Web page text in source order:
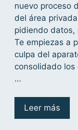
nuevo proceso
del área
pidiendo datos,
Te empiezas a
culpa del
consolidado
…
Leer más